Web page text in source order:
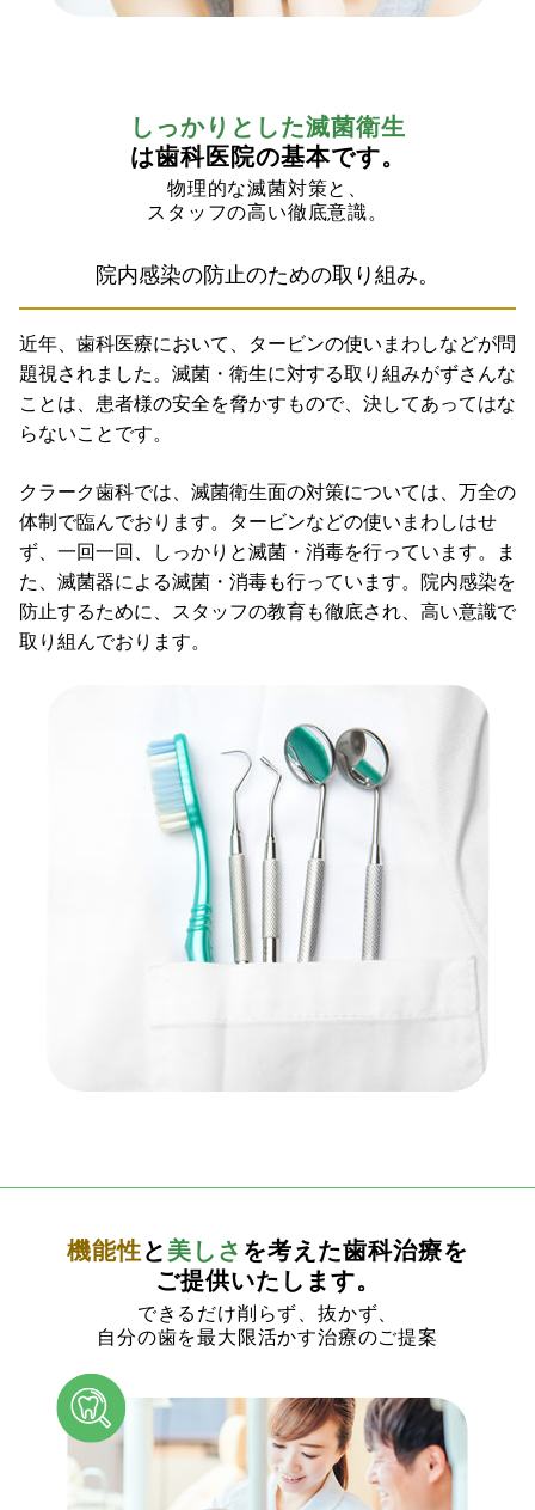
しっかりとした滅菌衛生
は歯科医院の基本です。
物理的な滅菌対策と、
スタッフの高い徹底意識。
院内感染の防止のための取り組み。
近年、歯科医療において、タービンの使いまわしなどが問
題視されました。滅菌・衛生に対する取り組みがずさんな
ことは、患者様の安全を脅かすもので、決してあってはな
らないことです。
クラーク歯科では、滅菌衛生面の対策については、万全の
体制で臨んでおります。タービンなどの使いまわしはせ
ず、一回一回、しっかりと滅菌・消毒を行っています。ま
た、滅菌器による滅菌・消毒も行っています。院内感染を
防止するために、スタッフの教育も徹底され、高い意識で
取り組んでおります。
機能性と 美しさ を考えた歯科治療を
ご提供いたします。
できるだけ削らず、抜かず、
自分の歯を最大限活かす治療のご提案